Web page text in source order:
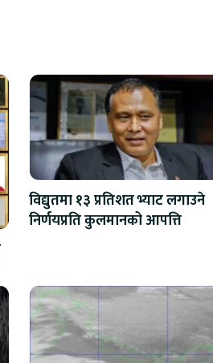
विद्युतमा १३ प्रतिशत भ्याट लगाउने
निर्णयप्रति कुलमानको आपत्ति